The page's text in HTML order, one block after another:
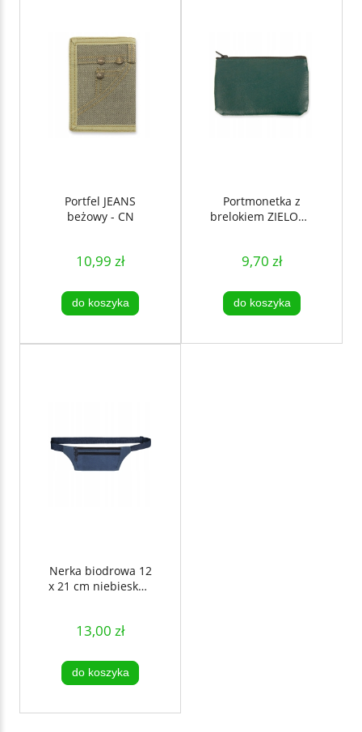
Portfel JEANS
beżowy - CN
10,99 zł
do koszyka
Portmonetka z
brelokiem ZIELONA
9,70 zł
do koszyka
Nerka biodrowa 12
x 21 cm niebieska -
13,00 zł
do koszyka